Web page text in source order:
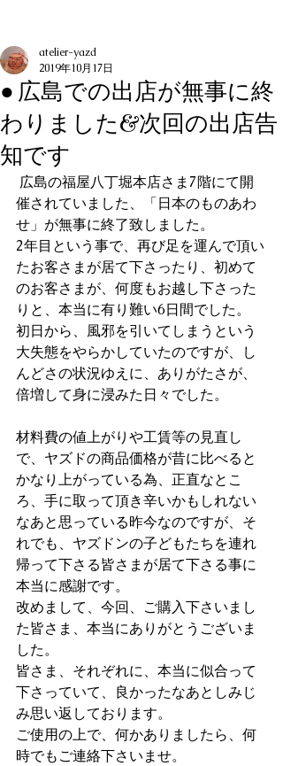
● 広島での出店が無事に終
わりました&次回の出店告
知です
atelier-yazd
2019年10月17日
催されていました、「日本のものあわ
せ」が無事に終了致しました。
2年目という事で、再び足を運んで頂い
たお客さまが居て下さったり、初めて
のお客さまが、何度もお越し下さった
りと、本当に有り難い6日間でした。
初日から、風邪を引いてしまうという
大失態をやらかしていたのですが、し
んどさの状況ゆえに、ありがたさが、
倍増して身に浸みた日々でした。
材料費の値上がりや工賃等の見直し
で、ヤズドの商品価格が昔に比べると
かなり上がっている為、正直なとこ
ろ、手に取って頂き辛いかもしれない
なあと思っている昨今なのですが、そ
れでも、ヤズドンの子どもたちを連れ
帰って下さる皆さまが居て下さる事に
本当に感謝です。
改めまして、今回、ご購入下さいまし
た皆さま、本当にありがとうございま
した。
皆さま、それぞれに、本当に似合って
下さっていて、良かったなあとしみじ
み思い返しております。
ご使用の上で、何かありましたら、何
時でもご連絡下さいませ。